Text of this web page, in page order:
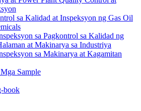
sa Kalidad at Inspeksyon ng Gas Oil
sa Pagkontrol sa Kalidad ng
at Makinarya sa Industriya
sa Makinarya at Kagamitan
Sample
book